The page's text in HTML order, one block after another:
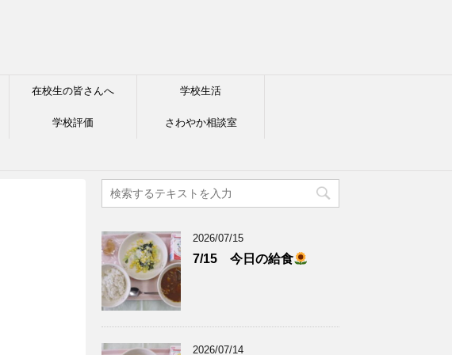
在校生の皆さんへ 学校生活
学校評価 さわやか相談室
2026/07/15
7/15 今日の給食
2026/07/14